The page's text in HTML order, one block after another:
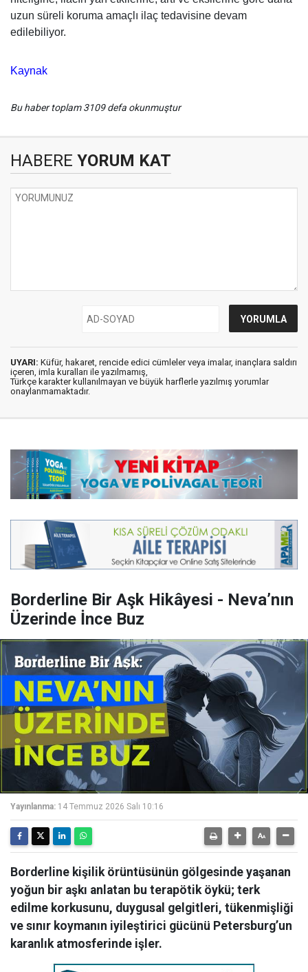
uzun süreli koruma amaçlı ilaç tedavisine devam
edilebiliyor.
Kaynak
Bu haber toplam 3109 defa okunmuştur
HABERE YORUM KAT
UYARI: Küfür, hakaret, rencide edici cümleler veya imalar, inançlara saldırı
içeren, imla kuralları ile yazılmamış,
Türkçe karakter kullanılmayan ve büyük harflerle yazılmış yorumlar
onaylanmamaktadır.
Borderline Bir Aşk Hikâyesi - Neva’nın
Üzerinde İnce Buz
Yayınlanma: 14 Temmuz 2026 Salı 10:16
Borderline kişilik örüntüsünün gölgesinde yaşanan
yoğun bir aşkı anlatan bu terapötik öykü; terk
edilme korkusunu, duygusal gelgitleri, tükenmişliği
ve sınır koymanın iyileştirici gücünü Petersburg’un
karanlık atmosferinde işler.